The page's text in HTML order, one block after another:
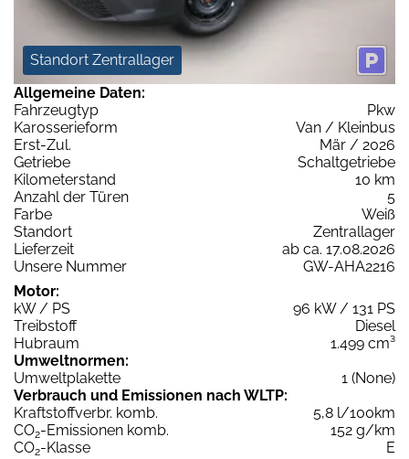
Standort Zentrallager
Allgemeine Daten:
Fahrzeugtyp
Pkw
Karosserieform
Van / Kleinbus
Erst-Zul.
Mär / 2026
Getriebe
Schaltgetriebe
Kilometerstand
10 km
Anzahl der Türen
5
Farbe
Weiß
Standort
Zentrallager
Lieferzeit
ab ca. 17.08.2026
Unsere Nummer
GW-AHA2216
Motor:
kW / PS
96 kW / 131 PS
Treibstoff
Diesel
Hubraum
1.499 cm³
Umweltnormen:
Umweltplakette
1 (None)
Verbrauch und Emissionen nach WLTP:
Kraftstoffverbr. komb.
5,8 l/100km
CO2-Emissionen komb.
152 g/km
CO2-Klasse
E